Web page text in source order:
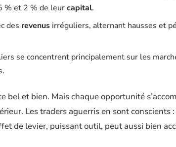
% et 2 % de leurcapital.
des revenus irréguliers, alternant hausses et
se concentrent principalement sur les
bel et bien. Mais chaque opportunité
Les traders aguerris en sont conscients
de levier, puissant outil, peut aussi bien